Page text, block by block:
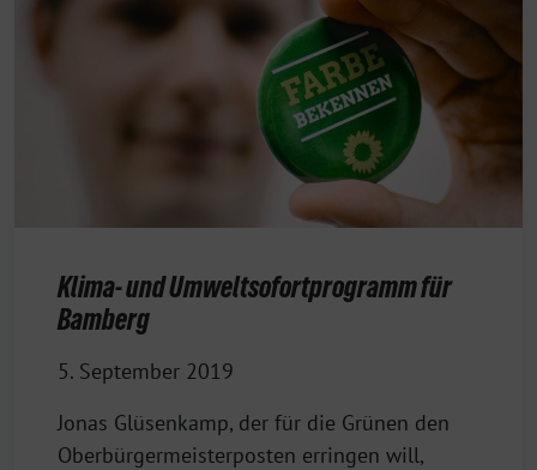
Klima- und Umweltsofortprogramm für
Bamberg
5. September 2019
Jonas Glüsenkamp, der für die Grünen den
Oberbürgermeisterposten erringen will,